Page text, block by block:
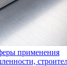
применения